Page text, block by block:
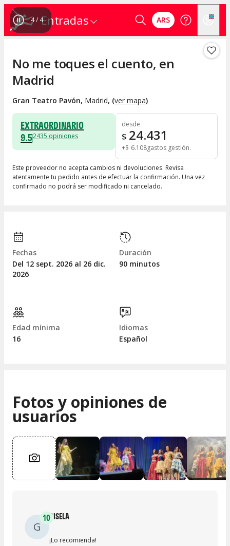
Entradas ARS
4/ 4
No me toques el cuento, en
Madrid
Gran Teatro Pavón, Madrid, (ver mapa)
EXTRAORDINARIO
9.52435 opiniones
desde
$ 24.431
+$ 6.108gastos gestión
Este proveedor no acepta cambios ni devoluciones. Revisa
atentamente tu pedido antes de efectuar la confirmación. Una vez
confirmado no podrá ser modificado ni cancelado.
Fechas
Del 12 sept. 2026 al 26 dic.
2026
Duración
90 minutos
Edad mínima
16
Idiomas
Español
Fotos y opiniones de
usuarios
G
10GISELA
¡Lo recomienda!